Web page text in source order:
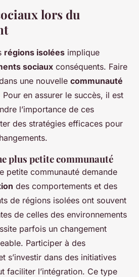
lors du
régions isolées implique
sociaux conséquents. Faire
une nouvelle communauté
Pour en assurer le succès, il est
l’importance de ces
des stratégies efficaces pour
plus petite communauté
petite communauté demande
des comportements et des
de régions isolées ont souvent
de celles des environnements
parfois un changement
Participer à des
s’investir dans des initiatives
faciliter l’intégration. Ce type